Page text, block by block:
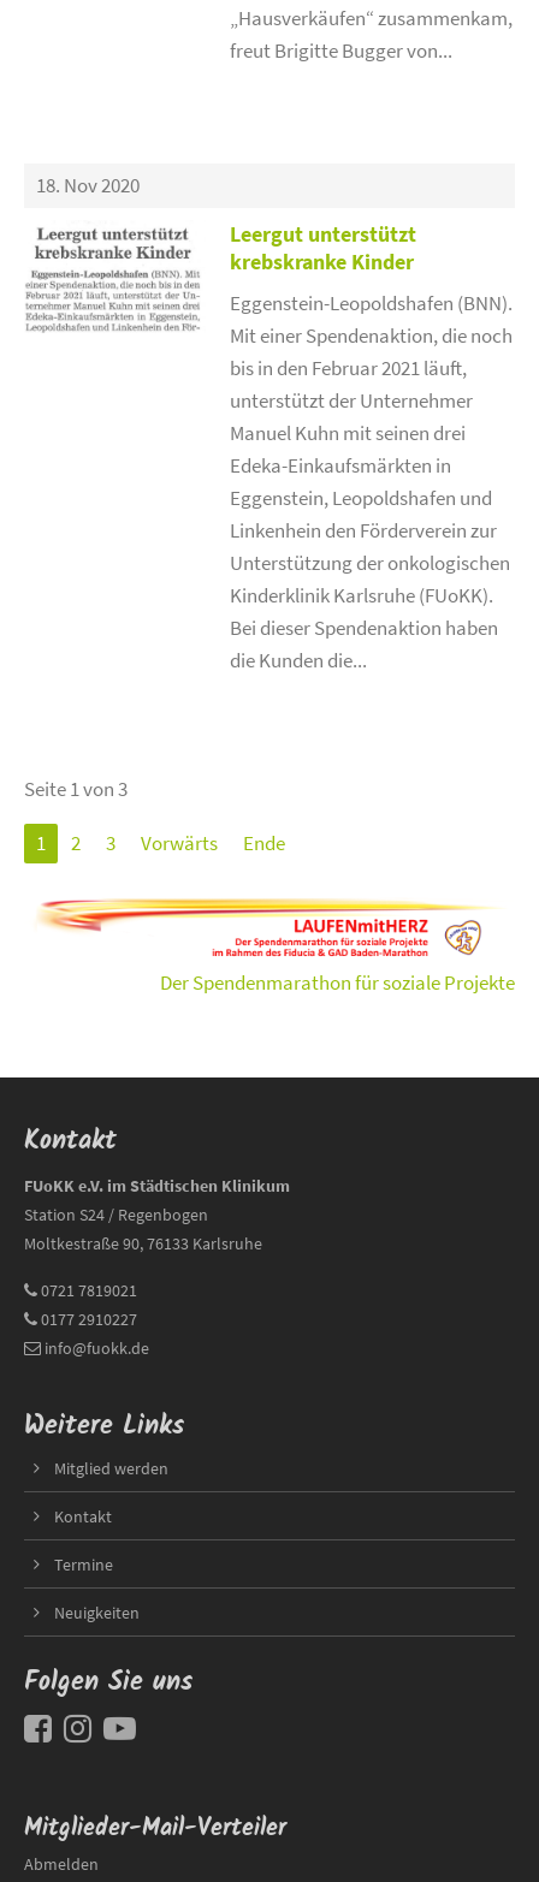
„Hausverkäufen“ zusammenkam,
freut Brigitte Bugger von...
18. Nov 2020
Leergut unterstützt
krebskranke Kinder
Eggenstein-Leopoldshafen (BNN).
Mit einer Spendenaktion, die noch
bis in den Februar 2021 läuft,
unterstützt der Unternehmer
Manuel Kuhn mit seinen drei
Edeka-Einkaufsmärkten in
Eggenstein, Leopoldshafen und
Linkenhein den Förderverein zur
Unterstützung der onkologischen
Kinderklinik Karlsruhe (FUoKK).
Bei dieser Spendenaktion haben
die Kunden die...
Seite 1 von 3
1 2 3 Vorwärts Ende
Der Spendenmarathon für soziale Projekte
Kontakt
FUoKK e.V. im Städtischen Klinikum
Station S24 / Regenbogen
Moltkestraße 90, 76133 Karlsruhe
0721 7819021
0177 2910227
info@fuokk.de
Weitere Links
Mitglied werden
Kontakt
Termine
Neuigkeiten
Folgen Sie uns
Mitglieder-Mail-Verteiler
Abmelden